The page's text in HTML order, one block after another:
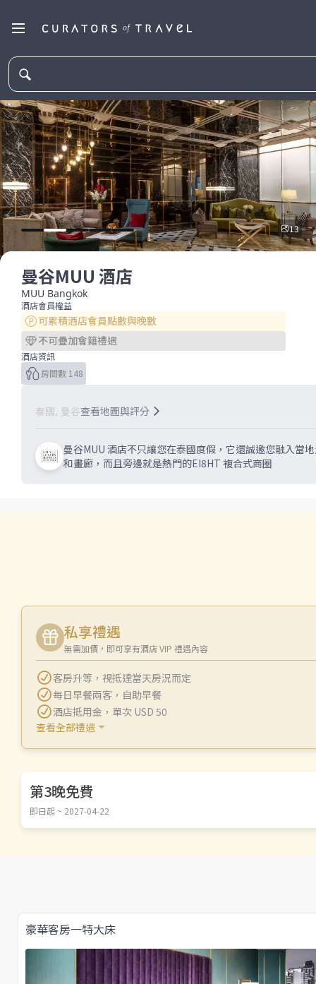
13
曼谷MUU 酒店
MUU Bangkok
酒店會員權益
可累積酒店會員點數與晚數
不可疊加會籍禮遇
酒店資訊
房間數 148
泰國, 曼谷查看地圖與評分
曼谷MUU 酒店不只讓您在泰國度假，它還誠邀您融入當
和畫廊，而且旁邊就是熱門的EI8HT 複合式商圈
私享禮遇
無需加價，即可享有酒店 VIP 禮遇內容
客房升等 ， 視抵達當天房況而定
每日早餐兩客 ， 自助早餐
酒店抵用金 ， 單次 USD 50
查看全部禮遇
第3晚免費
即日起 ~ 2027-04-22
豪華客房一特大床